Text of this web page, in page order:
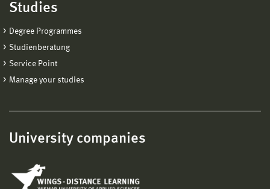
Studies
Degree Programmes
Studienberatung
Service Point
Manage your studies
University companies